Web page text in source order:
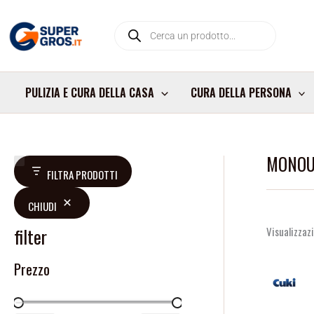
contenuto
search
PULIZIA E CURA DELLA CASA CURA DELLA PERSONA
FILTRA PRODOTTI
CHIUDI
filter
Prezzo
D
s
p
o
n